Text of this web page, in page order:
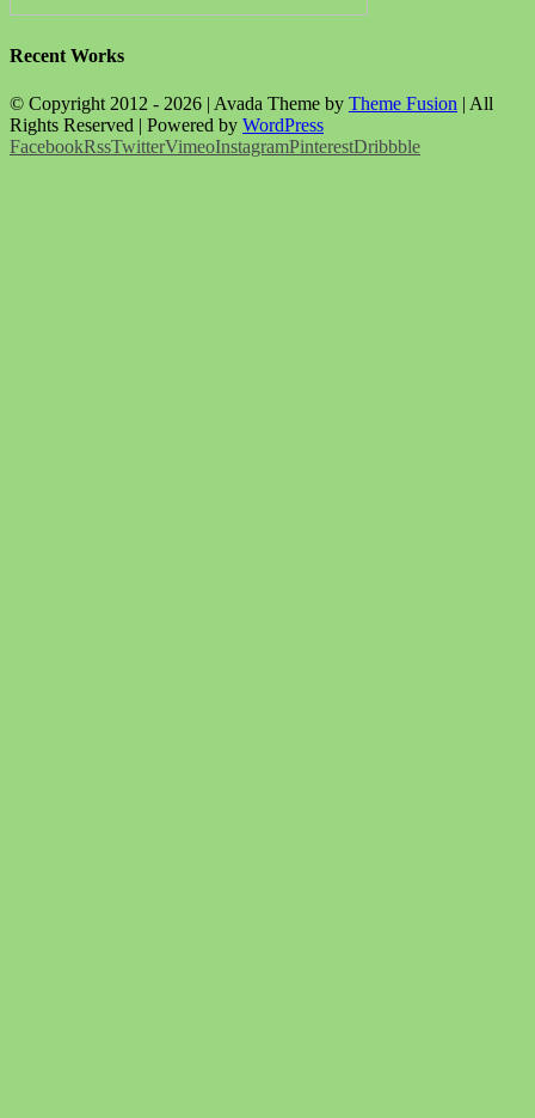
Recent Works
© Copyright 2012 - 2026 | Avada Theme by Theme Fusion | All
Rights Reserved | Powered by WordPress
FacebookRssTwitterVimeoInstagramPinterestDribbble